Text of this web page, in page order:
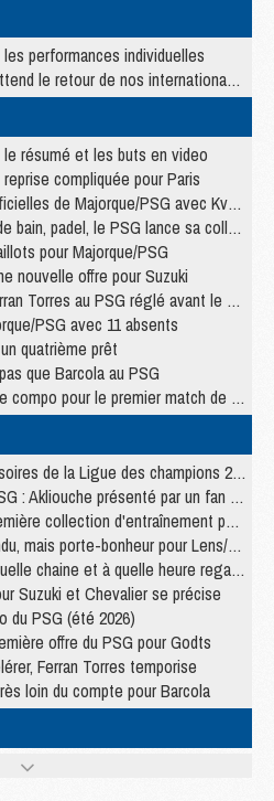
performances individuelles
le retour de nos internationaux »
résumé et les buts en video
compliquée pour Paris
PSG avec Kvara et de nombreux jeunes
padel, le PSG lance sa collection été
pour Majorque/PSG
nouvelle offre pour Suzuki
au PSG réglé avant le 12 août ?
PSG avec 11 absents
quatrième prêt
que Barcola au PSG
le premier match de la saison 2026/27 ?
de la Ligue des champions 2026/27
présenté par un fan de Monaco
d'entraînement pour 2026/2027
mais porte-bonheur pour Lens/PSG
et à quelle heure regarder le match ?
Suzuki et Chevalier se précise
du PSG (été 2026)
offre du PSG pour Godts
Ferran Torres temporise
loin du compte pour Barcola
(Godts, Suzuki, Akliouche, Barcola, etc)